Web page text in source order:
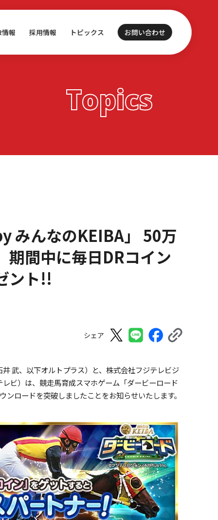
情報 採用情報 トピックス お問い合わせ
Topics
みんなのKEIBA」 50万
期間中に毎日DRコイン
ント!!
シェア
武、以下オルトプラス）と、株式会社フジテレビジ
ビ）は、競走馬育成スマホゲーム「ダービーロード
ロードを突破しましたことをお知らせいたします。